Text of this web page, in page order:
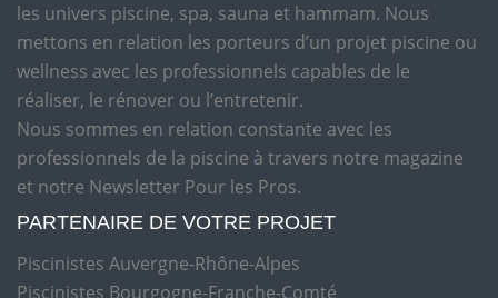
les univers piscine, spa, sauna et hammam. Nous
mettons en relation les porteurs d’un projet piscine ou
wellness avec les professionnels capables de le
réaliser, le rénover ou l’entretenir.
Nous sommes en relation constante avec les
professionnels de la piscine à travers notre magazine
et notre Newsletter Pour les Pros.
PARTENAIRE DE VOTRE PROJET
Piscinistes Auvergne-Rhône-Alpes
Piscinistes Bourgogne-Franche-Comté